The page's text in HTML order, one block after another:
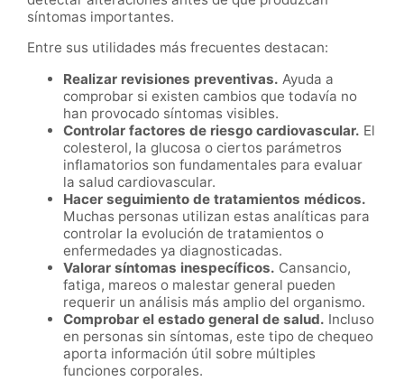
síntomas importantes.
Entre sus utilidades más frecuentes destacan:
Realizar revisiones preventivas. Ayuda a
comprobar si existen cambios que todavía no
han provocado síntomas visibles.
Controlar factores de riesgo cardiovascular. El
colesterol, la glucosa o ciertos parámetros
inflamatorios son fundamentales para evaluar
la salud cardiovascular.
Hacer seguimiento de tratamientos médicos.
Muchas personas utilizan estas analíticas para
controlar la evolución de tratamientos o
enfermedades ya diagnosticadas.
Valorar síntomas inespecíficos. Cansancio,
fatiga, mareos o malestar general pueden
requerir un análisis más amplio del organismo.
Comprobar el estado general de salud. Incluso
en personas sin síntomas, este tipo de chequeo
aporta información útil sobre múltiples
funciones corporales.